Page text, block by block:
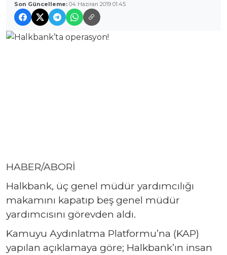
Son Güncelleme: 04 Haziran 2019 01:45
HABER/ABORİ
Halkbank, üç genel müdür yardımcılığı
makamını kapatıp beş genel müdür
yardımcısını görevden aldı.
Kamuyu Aydınlatma Platformu’na (KAP)
yapılan açıklamaya göre; Halkbank’ın insan